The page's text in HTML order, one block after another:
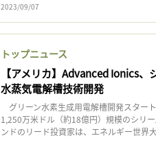
2023/09/07
トップニュース
【アメリカ】Advanced Ionics、
水蒸気電解槽技術開発
グリーン水素生成用電解槽開発スター
1,250万米ドル（約18億円）規模のシリ
ンドのリード投資家は、エネルギー世界